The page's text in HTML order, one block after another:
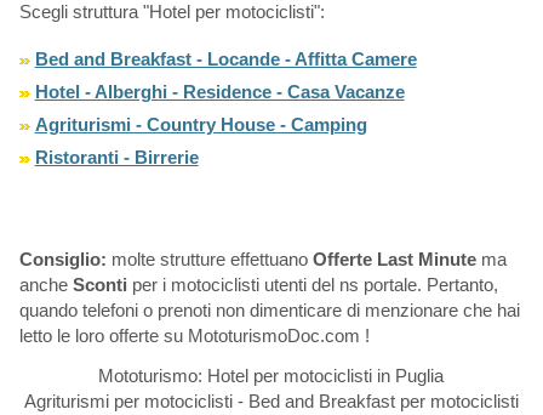
Scegli struttura "Hotel per motociclisti":
Bed and Breakfast - Locande - Affitta Camere
Hotel - Alberghi - Residence - Casa Vacanze
Agriturismi - Country House - Camping
Ristoranti - Birrerie
Consiglio: molte strutture effettuano Offerte Last Minutema
anche Sconti per i motociclisti utenti del ns portale. Pertanto,
quando telefoni o prenoti non dimenticare di menzionare che hai
letto le loro offerte su MototurismoDoc.com !
Mototurismo: Hotel per motociclisti in Puglia
Agriturismi per motociclisti - Bed and Breakfast per motociclisti